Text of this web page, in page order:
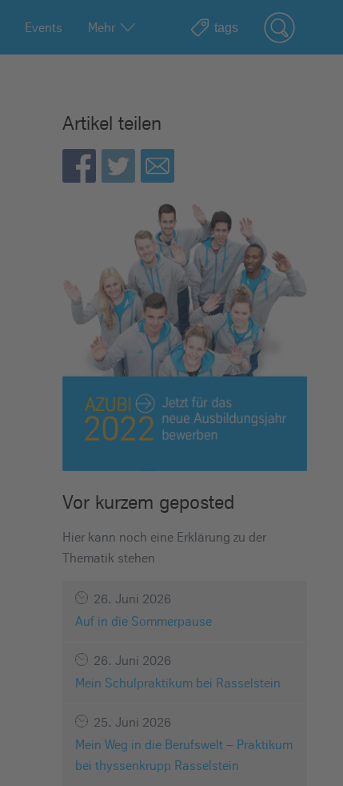
Events Mehr
Artikel teilen
Vor kurzem geposted
Hier kann noch eine Erklärung zu der
Thematik stehen
26. Juni 2026
Auf in die Sommerpause
26. Juni 2026
Mein Schulpraktikum bei Rasselstein
25. Juni 2026
Mein Weg in die Berufswelt – Praktikum
bei thyssenkrupp Rasselstein